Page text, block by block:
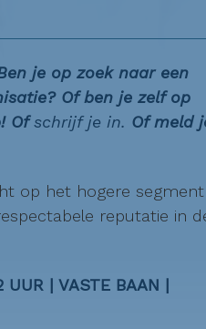
je op zoek naar een
Of ben je zelf op
Ofschrijf je in. Of meld
op het hogere segment
reputatie in
| VASTE BAAN |